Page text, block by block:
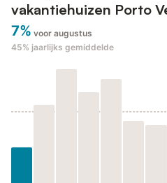
vakantiehuizen Porto
7% voor augustus
45% jaarlijks gemiddelde